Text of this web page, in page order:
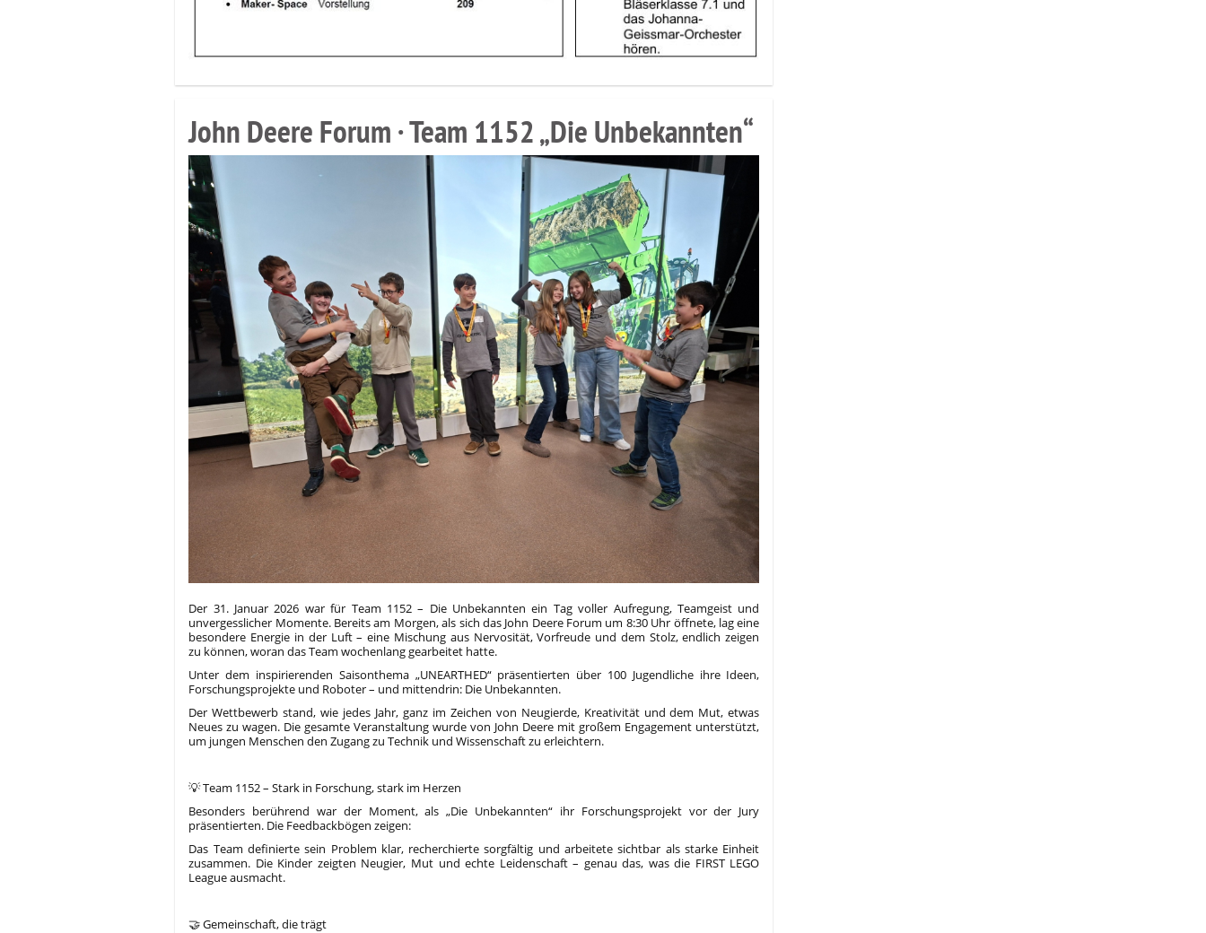
John Deere Forum · Team 1152 „Die Unbekannten“
Der 31. Januar 2026 war für Team 1152 – Die Unbekannten ein Tag voller Aufregung, Teamgeist und
unvergesslicher Momente. Bereits am Morgen, als sich das John Deere Forum um 8:30 Uhr öffnete, lag eine
besondere Energie in der Luft – eine Mischung aus Nervosität, Vorfreude und dem Stolz, endlich zeigen
zu können, woran das Team wochenlang gearbeitet hatte.
Unter dem inspirierenden Saisonthema „UNEARTHED“ präsentierten über 100 Jugendliche ihre Ideen,
Forschungsprojekte und Roboter – und mittendrin: Die Unbekannten.
Der Wettbewerb stand, wie jedes Jahr, ganz im Zeichen von Neugierde, Kreativität und dem Mut, etwas
Neues zu wagen. Die gesamte Veranstaltung wurde von John Deere mit großem Engagement unterstützt,
um jungen Menschen den Zugang zu Technik und Wissenschaft zu erleichtern.
💡 Team 1152 – Stark in Forschung, stark im Herzen
Besonders berührend war der Moment, als „Die Unbekannten“ ihr Forschungsprojekt vor der Jury
präsentierten. Die Feedbackbögen zeigen:
Das Team definierte sein Problem klar, recherchierte sorgfältig und arbeitete sichtbar als starke Einheit
zusammen. Die Kinder zeigten Neugier, Mut und echte Leidenschaft – genau das, was die FIRST LEGO
League ausmacht.
🤝 Gemeinschaft, die trägt